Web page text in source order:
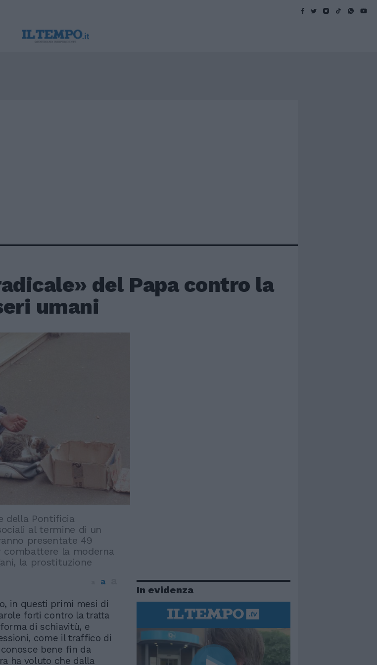
del Papa contro la
umani
della Pontificia
al termine di un
presentate 49
la moderna
la prostituzione
a
in questi primi mesi di
forti contro la tratta
di schiavitù, e
come il traffico di
bene fin da
ha voluto che dalla
In evidenza